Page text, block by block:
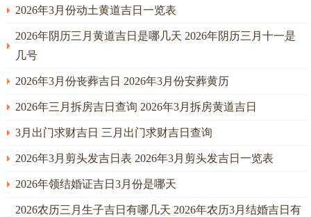
客喧哗活动。
行为禁忌 迎亲途中若途经寺庙、医院；需绕行或以红布遮盖
婚车车牌。
新娘礼服忌有破损或污渍 象征婚姻纯洁无瑕；新郎宜佩戴玉
质饰品，以木生火之势增强运势！
2026年3月份动土黄道吉日一览表
2026年阴历三月黄道吉日是哪几天 2026年阴历三月十一是
几号
2026年3月份丧葬吉日 2026年3月份安葬黄历
2026年三月拆房吉日查询 2026年3月拆房黄道吉日
3月出门求财吉日 三月出门求财吉日查询
2026年3月剪头发吉日表 2026年3月剪头发吉日一览表
2026年领结婚证吉日3月份是哪天
2026农历三月生子吉日有哪几天 2026年农历3月结婚吉日有